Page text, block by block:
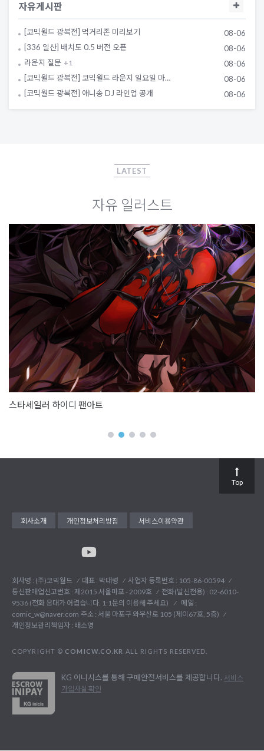
자유게시판
[코믹월드 광복전] 먹거리존 미리보기
08-06
[336 일산] 배치도 0.5 버전 오픈
08-06
라운지 질문 +1
08-06
[코믹월드 광복전] 코믹월드 라운지 일요일 마…
08-06
[코믹월드 광복전] 애니송 DJ 라인업 공개
08-06
LATEST
자유 일러스트
스타세일러 하이디 팬아트
회사소개 개인정보처리방침 서비스이용약관
회사명 : (주)코믹월드 대표 : 박대령
사업자 등록번호 : 105-86-00594
통신판매업신고번호 : 제2015 서울마포 - 2009호
전화(발신전용) : 02-6010-
9536 (전화 응대가 어렵습니다. 1:1문의 이용해 주세요)
메일 :
comic_w@naver.com 주소 : 서울 마포구 와우산로 105 (제이67호, 5층)
개인정보관리책임자 : 배소영
COPYRIGHT © COMICW.CO.KR ALL RIGHTS RESERVED.
KG 이니시스를 통해 구매안전서비스를 제공합니다. 서비스
가입사실 확인
Top